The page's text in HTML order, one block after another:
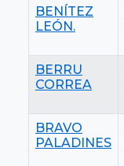
BENÍTEZ
LEÓN.
BERRU
CORREA
BRAVO
PALADINES